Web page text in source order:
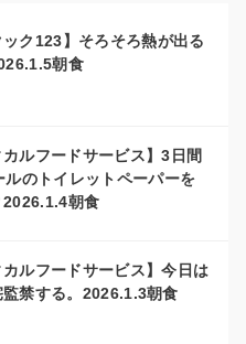
ック123】そろそろ熱が出る
朝食
カルフードサービス】3日間
ルのトイレットペーパーを
2026.1.4朝食
カルフードサービス】今日は
監禁する。2026.1.3朝食